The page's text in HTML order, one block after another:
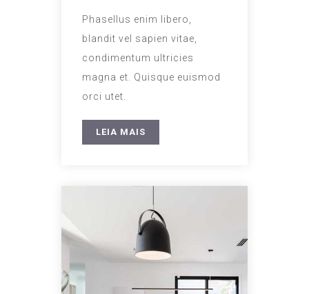
Phasellus enim libero,
blandit vel sapien vitae,
condimentum ultricies
magna et. Quisque euismod
orci utet.
LEIA MAIS